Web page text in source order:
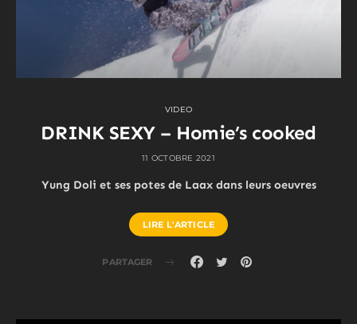
VIDEO
DRINK SEXY – Homie’s cooked
11 OCTOBRE 2021
Yung Doli et ses potes de Laax dans leurs oeuvres
LIRE L'ARTICLE
PARTAGER